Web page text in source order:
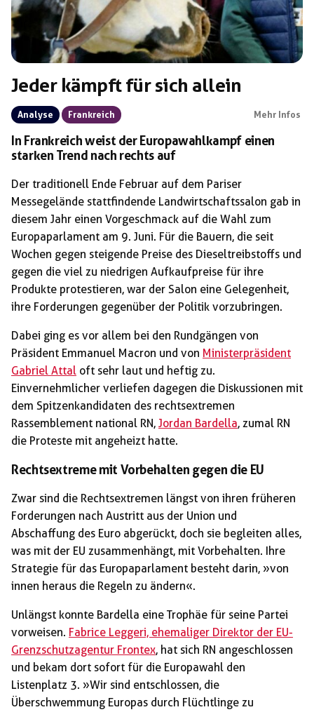
Jeder kämpft für sich allein
Analyse Frankreich Mehr Infos
In Frankreich weist der Europawahlkampf einen
starken Trend nach rechts auf
Der traditionell Ende Februar auf dem Pariser
Messegelände stattfindende Landwirtschaftssalon gab in
diesem Jahr einen Vorgeschmack auf die Wahl zum
Europaparlament am 9. Juni. Für die Bauern, die seit
Wochen gegen steigende Preise des Dieseltreibstoffs und
gegen die viel zu niedrigen Aufkaufpreise für ihre
Produkte protestieren, war der Salon eine Gelegenheit,
ihre Forderungen gegenüber der Politik vorzubringen.
Dabei ging es vor allem bei den Rundgängen von
Präsident Emmanuel Macron und von Ministerpräsident
Gabriel Attal oft sehr laut und heftig zu.
Einvernehmlicher verliefen dagegen die Diskussionen mit
dem Spitzenkandidaten des rechtsextremen
Rassemblement national RN, Jordan Bardella, zumal RN
die Proteste mit angeheizt hatte.
Rechtsextreme mit Vorbehalten gegen die EU
Zwar sind die Rechtsextremen längst von ihren früheren
Forderungen nach Austritt aus der Union und
Abschaffung des Euro abgerückt, doch sie begleiten alles,
was mit der EU zusammenhängt, mit Vorbehalten. Ihre
Strategie für das Europaparlament besteht darin, »von
innen heraus die Regeln zu ändern«.
Unlängst konnte Bardella eine Trophäe für seine Partei
vorweisen. Fabrice Leggeri, ehemaliger Direktor der EU-
Grenzschutzagentur Frontex, hat sich RN angeschlossen
und bekam dort sofort für die Europawahl den
Listenplatz 3. »Wir sind entschlossen, die
Überschwemmung Europas durch Flüchtlinge zu